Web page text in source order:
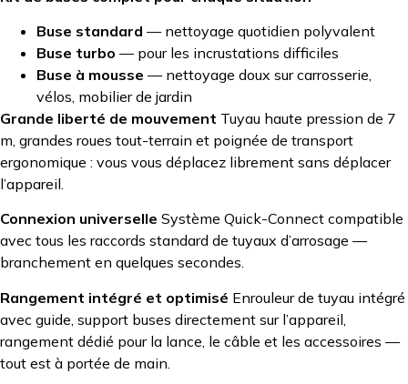
Buse standard — nettoyage quotidien polyvalent
Buse turbo — pour les incrustations difficiles
Buse à mousse — nettoyage doux sur carrosserie,
vélos, mobilier de jardin
Grande liberté de mouvement Tuyau haute pression de 7
m, grandes roues tout-terrain et poignée de transport
ergonomique : vous vous déplacez librement sans déplacer
l’appareil.
Connexion universelle Système Quick-Connect compatible
avec tous les raccords standard de tuyaux d’arrosage —
branchement en quelques secondes.
Rangement intégré et optimisé Enrouleur de tuyau intégré
avec guide, support buses directement sur l’appareil,
rangement dédié pour la lance, le câble et les accessoires —
tout est à portée de main.